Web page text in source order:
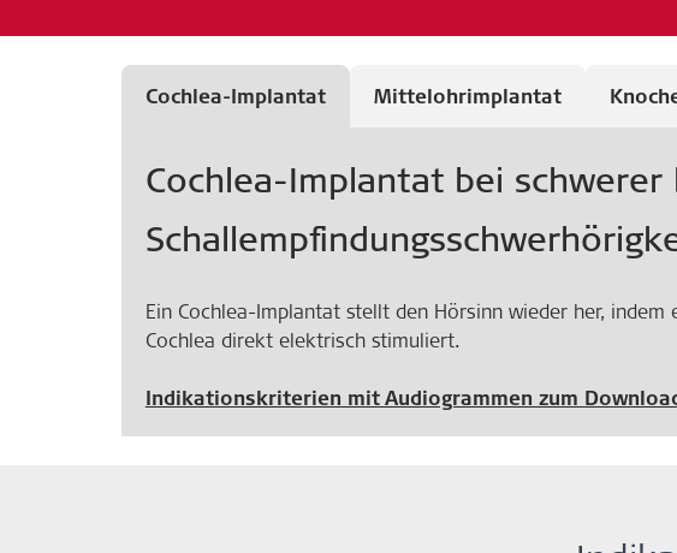
Cochlea-Implantat Mittelohrimplantat
Cochlea-Implantat bei schwerer
Ein Cochlea-Implantat stellt den Hörsinn wieder her,
Cochlea direkt elektrisch stimuliert.
Indikationskriterien mit Audiogrammen zum